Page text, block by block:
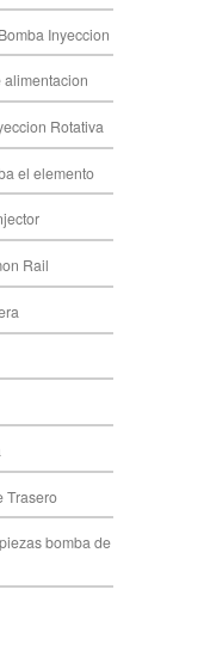
Inyeccion
alimentacion
Rotativa
el elemento
Rail
Trasero
bomba de